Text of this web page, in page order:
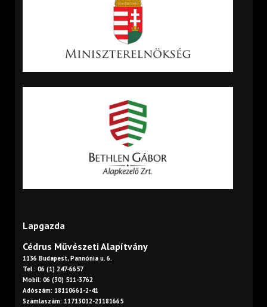
Lapgazda
Cédrus Művészeti Alapítvány
1136 Budapest, Pannónia u. 6.
Tel.: 06 (1) 247-6657
Mobil: 06 (30) 511-3762
Adószám: 18110661-2-41
Számlaszám: 11713012-21181665